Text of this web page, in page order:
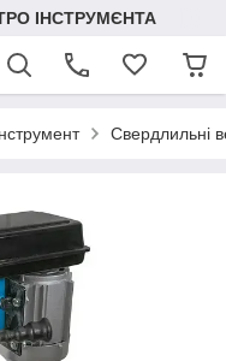
ІНСТРУМЄНТА
Свердлильні